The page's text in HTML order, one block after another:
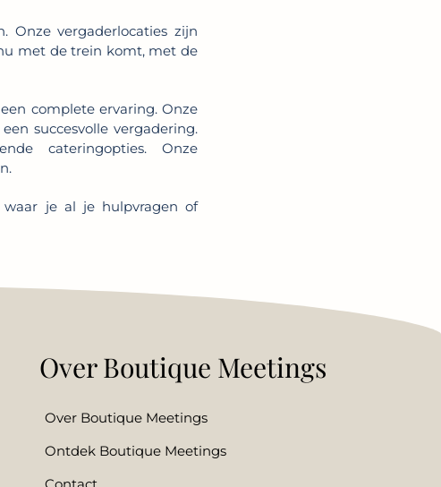
Onze vergaderlocaties zijn
met de trein komt, met de
complete ervaring. Onze
succesvolle vergadering.
cateringopties. Onze
waar je al je hulpvragen of
Over Boutique Meetings
Over Boutique Meetings
Ontdek Boutique Meetings